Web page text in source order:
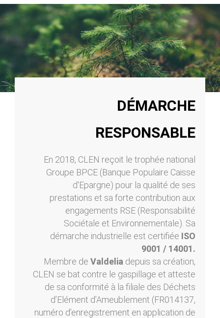
DÉMARCHE
RESPONSABLE
En 2018, CLEN reçoit le trophée national
Groupe BPCE (Banque Populaire Caisse
d'Epargne) pour la qualité de ses
prestations et sa forte contribution aux
engagements RSE (Responsabilité
Sociétale et Environnementale). Sa
démarche industrielle est certifiée ISO
9001 / 14001.
Membre de Valdelia depuis sa création,
CLEN se bat contre le gaspillage et atteste
de sa conformité à la filiale des Déchets
d’Elément d’Ameublement (FR014137,
numéro d’enregistrement en application de